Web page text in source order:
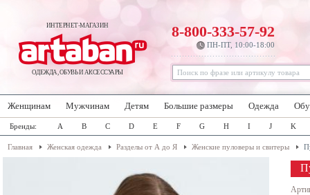
ИНТЕРНЕТ-МАГАЗИН
ОДЕЖДА, ОБУВЬ И АКСЕССУАРЫ
8-800-333-57-92
ПН-ПТ, 10:00-18:00
Женщинам Мужчинам Детям Большие размеры Одежда
Бренды: A B C D E F G H I J K
Главная Женская одежда Разделы от А до Я Женские пуловеры и свитеры